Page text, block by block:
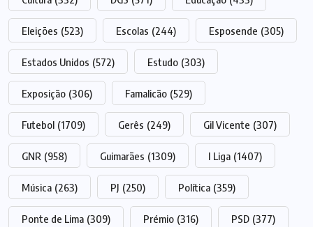
Eleições (523) Escolas (244) Esposende (305)
Estados Unidos (572) Estudo (303)
Exposição (306) Famalicão (529)
Futebol (1709) Gerês (249) Gil Vicente (307)
GNR (958) Guimarães (1309) I Liga (1407)
Música (263) PJ (250) Política (359)
Ponte de Lima (309) Prémio (316) PSD (377)